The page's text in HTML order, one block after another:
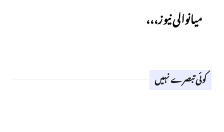
میانوالی نیوز،،،
کوئی تبصرے نہیں